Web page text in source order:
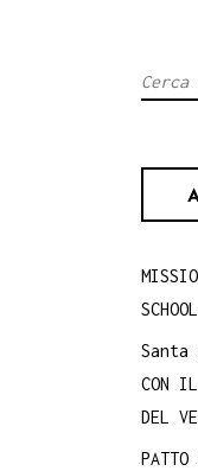
Ricerca
Santa
CON IL
DEL